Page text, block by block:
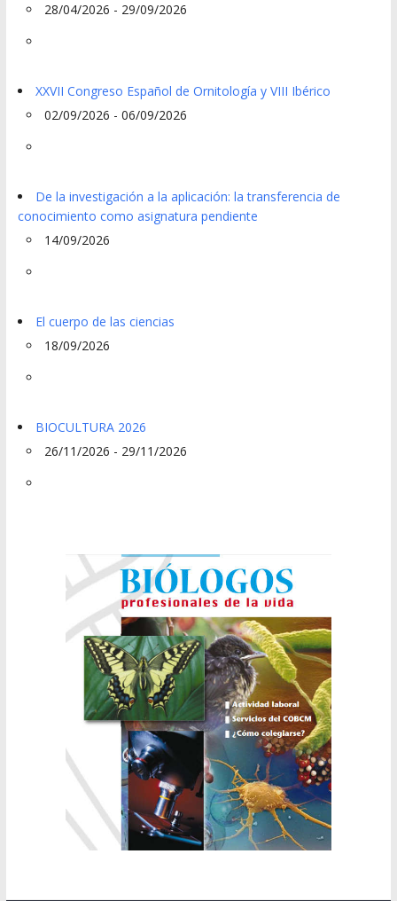
28/04/2026 - 29/09/2026
XXVII Congreso Español de Ornitología y VIII Ibérico
02/09/2026 - 06/09/2026
De la investigación a la aplicación: la transferencia de
conocimiento como asignatura pendiente
14/09/2026
El cuerpo de las ciencias
18/09/2026
BIOCULTURA 2026
26/11/2026 - 29/11/2026